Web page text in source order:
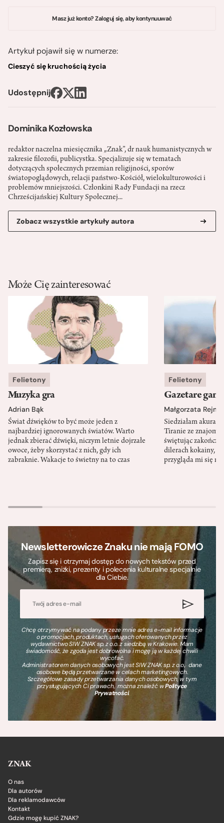
Dominika Kozłowska
redaktor naczelna miesięcznika „Znak”, dr nauk humanistycznych w
zakresie filozofii, publicystka. Specjalizuje się w tematach
dotyczących społecznych przemian religijności, sporów
światopoglądowych, relacji państwo-­Kościół, wielokulturowości i
problemów mniejszości. Członkini Rady Fundacji na rzecz
Chrześcijańskiej Kultury Społecznej...
Zobacz wszystkie artykuły autora
Masz już konto? Zaloguj się, aby kontynuuwać
Artykuł pojawił się w numerze:
Cieszyć się kruchością życia
Udostępnij
Może Cię zainteresować
Felietony
Muzyka gra
Adrian Bąk
Świat dźwięków to być może jeden z
najbardziej ignorowanych światów. Warto
jednak zbierać dźwięki, niczym letnie dojrzałe
owoce, żeby skorzystać z nich, gdy ich
zabraknie. Wakacje to świetny na to czas
Felietony
Gazetare
Małgorzata
Siedziałam akurat
Tiranie ze
świętując
dilerach kokainy,
przygląda mi się
Newsletterowicze Znaku nie mają FOMO
Zapisz się i otrzymaj dostęp do nowych tekstów przed
premierą, zniżki, prezenty i polecenia kulturalne specjalnie
dla Ciebie.
Chcę otrzymywać na podany przeze mnie adres e-mail informacje
o promocjach, produktach, usługach oferowanych przez
wydawnictwo SIW ZNAK sp. z o.o. z siedzibą w Krakowie. Mam
świadomość, że zgoda jest dobrowolna i mogę ją w każdej chwili
wycofać.
Administratorem danych osobowych jest SIW ZNAK sp. z o.o., dane
osobowe będą przetwarzane w celach marketingowych.
Szczegółowe zasady przetwarzania danych osobowych, w tym
przysługujących Ci prawach, można znaleźć wPolityce
Prywatności.
ZNAK
O nas
Dla autorów
Dla reklamodawców
Kontakt
Gdzie mogę kupić ZNAK?